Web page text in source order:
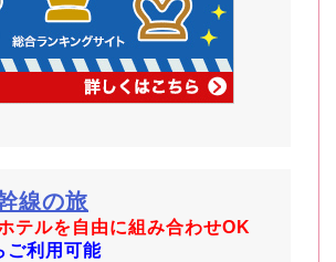
線の旅
テルを自由に組み合わせOK
ご利用可能